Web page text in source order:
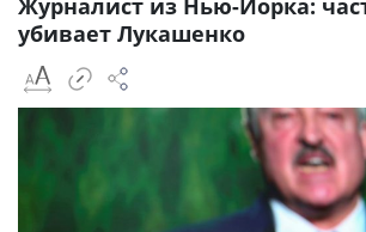
Журналист из Нью-Йорка:
убивает Лукашенко